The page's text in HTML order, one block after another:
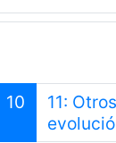
10
11: